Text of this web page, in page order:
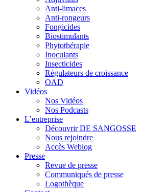
Anti-limaces
Anti-rongeurs
Fongicides
Biostimulants
Phytothérapie
Inoculants
Insecticides
Régulateurs de croissance
OAD
Vidéos
Nos Vidéos
Nos Podcasts
L’entreprise
Découvrir DE SANGOSSE
Nous rejoindre
Accès Weblog
Presse
Revue de presse
Communiqués de presse
Logothèque